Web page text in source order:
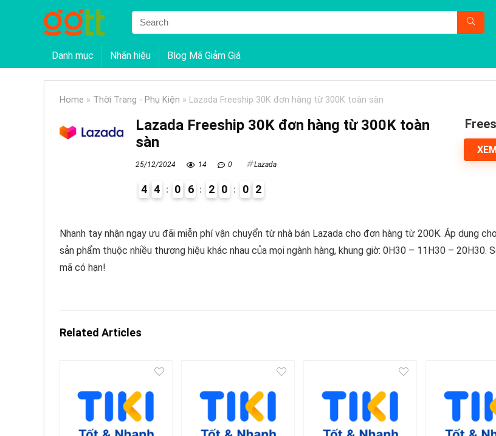
Danh mục Nhãn hiệu Blog Mã Giảm Giá
Home » Thời Trang - Phụ Kiện » Lazada Freeship 30K đơn hàng từ 300K toàn sàn
Lazada Freeship 30K đơn hàng từ 300K toàn
sàn
25/12/2024 14 0 Lazada
4 4 0 6 2 0 0 2
Nhanh tay nhận ngay ưu đãi miễn phí vận chuyển từ nhà bán Lazada cho đơn hàng từ 200K. Áp dụng
sản phẩm thuộc nhiều thương hiệu khác nhau của mọi ngành hàng, khung giờ: 0H30 – 11H30 – 20H30.
mã có hạn!
Related Articles